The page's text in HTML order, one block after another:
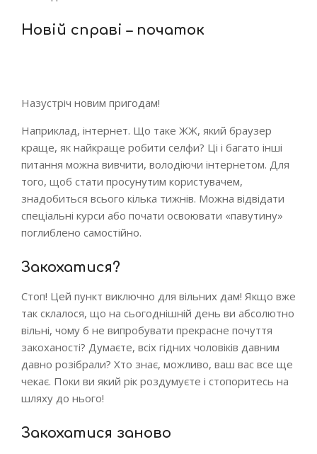
Новій справі – початок
Назустріч новим пригодам!
Наприклад, інтернет. Що таке ЖЖ, який браузер
краще, як найкраще робити селфи? Ці і багато інші
питання можна вивчити, володіючи інтернетом. Для
того, щоб стати просунутим користувачем,
знадобиться всього кілька тижнів. Можна відвідати
спеціальні курси або почати освоювати «павутину»
поглиблено самостійно.
Закохатися?
Стоп! Цей пункт виключно для вільних дам! Якщо вже
так склалося, що на сьогоднішній день ви абсолютно
вільні, чому б не випробувати прекрасне почуття
закоханості? Думаєте, всіх гідних чоловіків давним
давно розібрали? Хто знає, можливо, ваш вас все ще
чекає. Поки ви який рік роздумуєте і стопоритесь на
шляху до нього!
Закохатися заново